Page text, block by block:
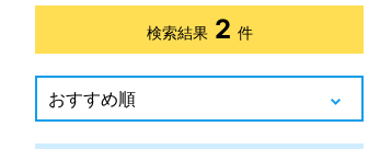
検索結果 2 件